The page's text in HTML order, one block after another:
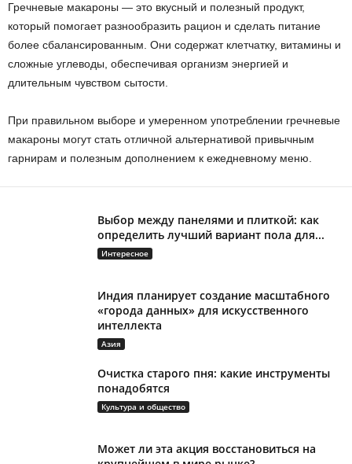
Гречневые макароны — это вкусный и полезный продукт,
который помогает разнообразить рацион и сделать питание
более сбалансированным. Они содержат клетчатку, витамины и
сложные углеводы, обеспечивая организм энергией и
длительным чувством сытости.
При правильном выборе и умеренном употреблении гречневые
макароны могут стать отличной альтернативой привычным
гарнирам и полезным дополнением к ежедневному меню.
Выбор между панелями и плиткой: как
определить лучший вариант пола для...
Интересное
Индия планирует создание масштабного
«города данных» для искусственного
интеллекта
Азия
Очистка старого пня: какие инструменты
понадобятся
Культура и общество
Может ли эта акция восстановиться на